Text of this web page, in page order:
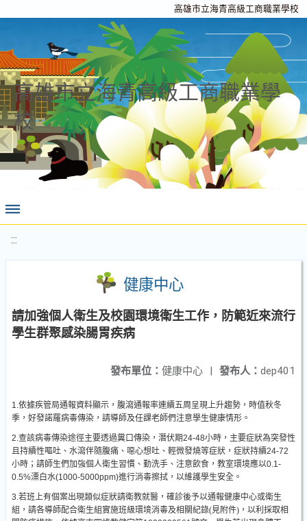
高雄市立海青高級工商職業學校
高雄市立海青高級工商職業學
校
:::
健康中心
請加強個人衛生及校園環境衛生工作，防範近來流行
學生群聚感染腸胃疾病
發布人： dep401
發布單位： 健康中心 |
1.依據疾管局通報資料顯示，腹瀉通報率連續五周呈現上升趨勢，時值秋冬
季，好發諾羅病毒傳染，請導師及任課老師們注意學生健康情形。
2.查該病毒傳染途徑主要透過糞口傳染，潛伏期24-48小時，主要症狀為突發性
且持續性嘔吐、水瀉伴隨腹痛、噁心想吐、輕微發燒等症狀，症狀持續24-72
小時；請師生們加強個人衛生習慣、勤洗手、注意飲食，教室環境應以0.1-
0.5%漂白水(1000-5000ppm)進行消毒擦拭，以維護學生安全。
3.若班上有個案出現類似症狀請衛教就醫，確診後予以通報健康中心或衛生
組，請各導師配合衛生組實施班級環境消毒及相關紀錄(見附件)，以利採取相